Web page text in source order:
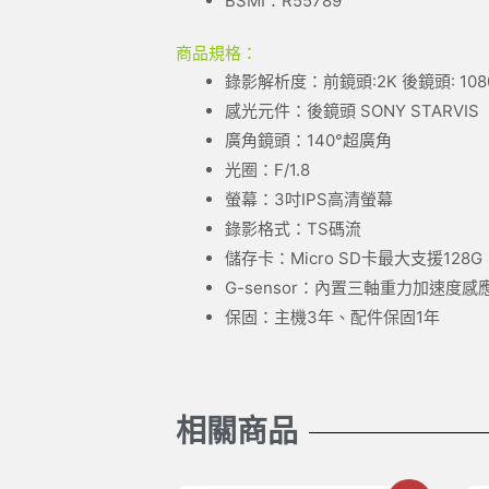
商品規格：
錄影解析度：前鏡頭:2K 後鏡頭:
感光元件：後鏡頭 SONY STARVIS
廣角鏡頭：140°超廣角
光圈：F/1.8
螢幕：3吋IPS高清螢幕
錄影格式：TS碼流
儲存卡：Micro SD卡最大支援128G
G-sensor：內置三軸重力加速度感
保固：主機3年、配件保固1年
相關商品